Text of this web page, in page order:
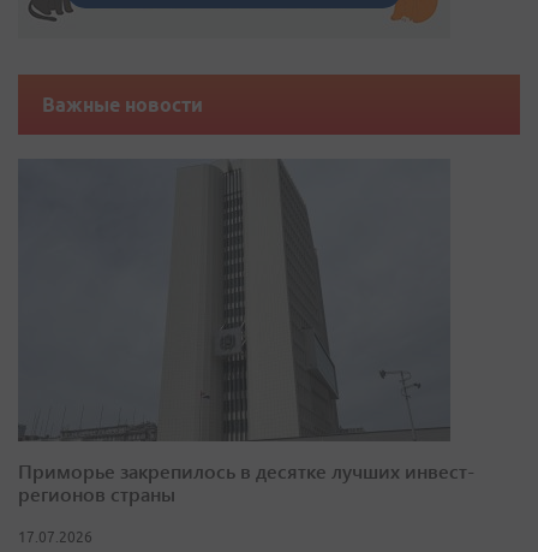
Важные новости
Приморье закрепилось в десятке лучших инвест-
регионов страны
17.07.2026